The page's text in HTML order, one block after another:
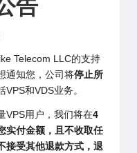
告
Telecom LLC的支持
通知您，公司将停止所
VPS和VDS业务。
VPS用户，我们将在4
实付金额，且不收取任
接受其他退款方式，退